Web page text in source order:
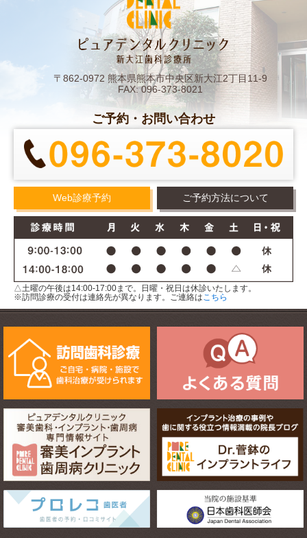
〒862-0972 熊本県熊本市中央区新大江2丁目11-9
FAX: 096-373-8021
ご予約・お問い合わせ
Web診療予約 ご予約方法について
△土曜の午後は14:00-17:00まで。日曜・祝日は休診いたします。
※訪問診療の受付は連絡先が異なります。ご連絡は こちら